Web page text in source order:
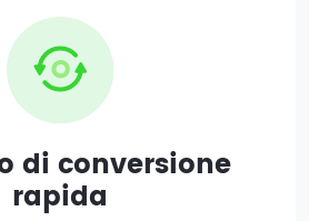
di conversione
rapida